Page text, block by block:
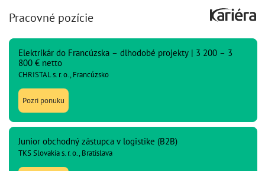
Pracovné pozície
Elektrikár do Francúzska – dlhodobé projekty | 3 200 – 3
800 € netto
CHRISTAL s. r. o., Francúzsko
Pozri ponuku
Junior obchodný zástupca v logistike (B2B)
TKS Slovakia s. r. o., Bratislava